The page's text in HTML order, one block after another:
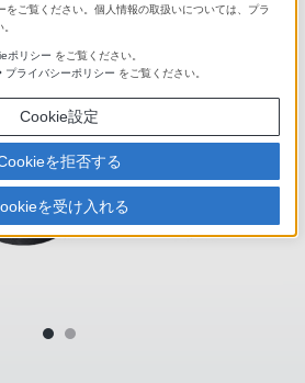
ご覧ください。個人情報の取扱いについては、プラ
ポリシー をご覧ください。
プライバシーポリシー をご覧ください。
Cookie設定
を拒否する
を受け入れる